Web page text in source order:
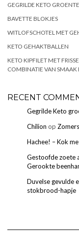
GEGRILDE KETO GROENTE
BAVETTE BLOKJES
WITLOFSCHOTEL MET
KETO GEHAKTBALLEN
KETO KIPFILET MET
COMBINATIE VAN SMAAK
RECENT
Gegrilde Keto
Chilion op
Hachee! – Kok
Gestoofde zoete
Gerookte
Duvelse gevulde
stokbrood-hapje